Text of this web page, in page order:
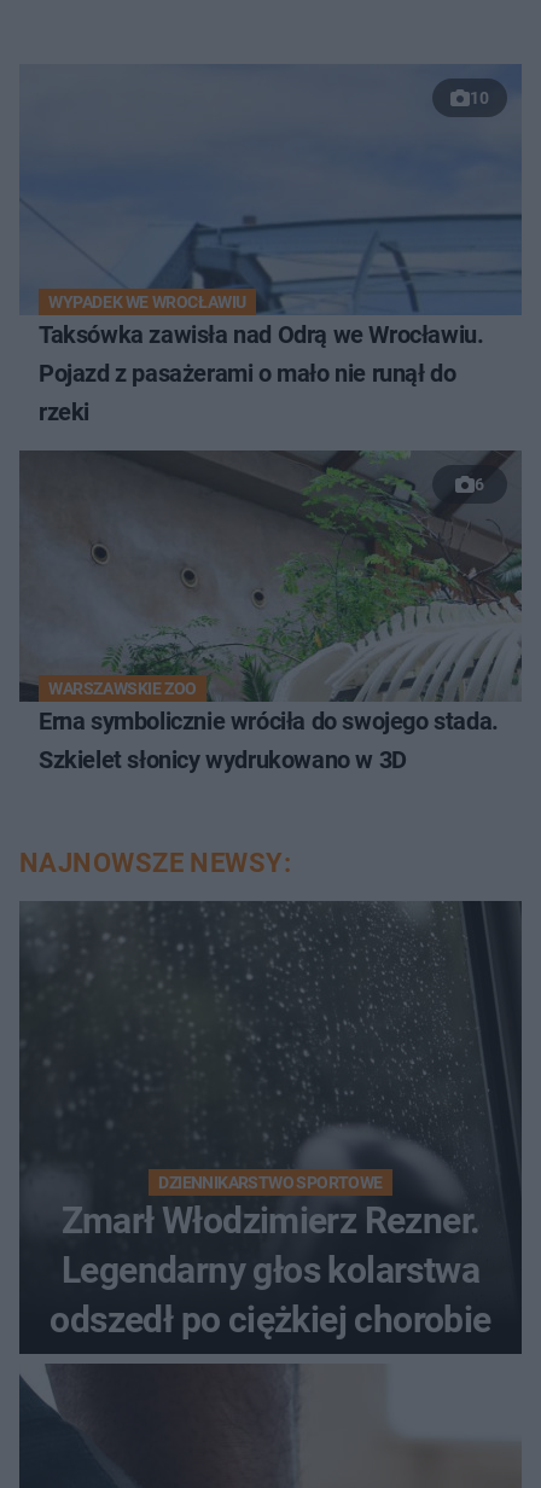
10
WYPADEK WE WROCŁAWIU
Taksówka zawisła nad Odrą we Wrocławiu.
Pojazd z pasażerami o mało nie runął do
rzeki
6
WARSZAWSKIE ZOO
Erna symbolicznie wróciła do swojego stada.
Szkielet słonicy wydrukowano w 3D
NAJNOWSZE NEWSY:
DZIENNIKARSTWO SPORTOWE
Zmarł Włodzimierz Rezner.
Legendarny głos kolarstwa
odszedł po ciężkiej chorobie